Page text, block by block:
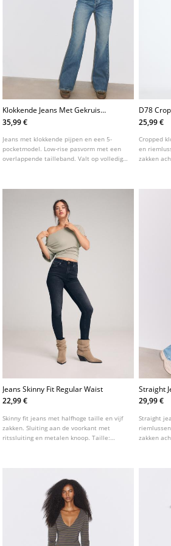
Klokkende Jeans Met Gekruiste
Tailleband
35,99 €
Jeans met klokkende pijpen en een 5-
pocketmodel. Low-rise pasvorm met een
overlappende tailleband. Valt op volledige
D78
25,99 €
Cropped
en
zakken
Jeans Skinny Fit Regular Waist
22,99 €
Skinny fit jeans met halfhoge taille en vijf
zakken. Sluiting aan de voorkant met
ritssluiting en metalen knoop. Taille:
Straight
29,99 €
Straight
zakken